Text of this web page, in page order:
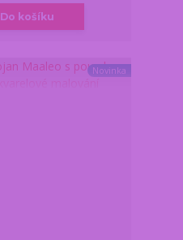
Do košíku
Novinka